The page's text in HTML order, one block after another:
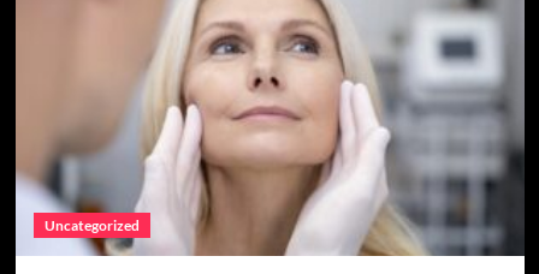
snu
dziecka
i
sprawdzone
sposoby
na
jego
zapewnienie
Uncategorized